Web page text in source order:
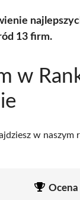
13 firm.
w
w naszym
Ocena